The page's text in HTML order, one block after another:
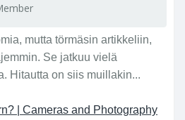
mutta törmäsin artikkeliin,
Se jatkuu vielä
Hitautta on siis muillakin...
| Cameras and Photography